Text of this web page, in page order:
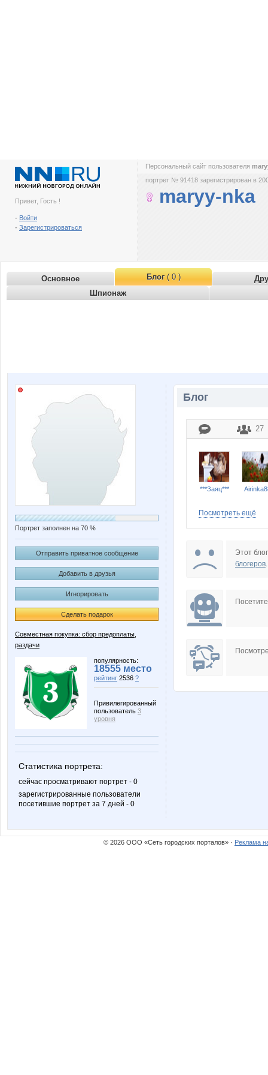
Привет, Гость !
- Войти
- Зарегистрироваться
Персональный сайт пользователя
портрет № 91418 зарегистрирован в
maryy-nka
Основное Блог( 0 )
Шпионаж
Портрет заполнен на 70 %
Отправить приватное сообщение
Добавить в друзья
Игнорировать
Сделать подарок
Совместная покупка: сбор предоплаты,
раздачи
популярность:
18555 место
рейтинг 2536 ?
Привилегированный
пользователь 3
уровня
Статистика портрета:
сейчас просматривают портрет - 0
зарегистрированные пользователи
посетившие портрет за 7 дней - 0
Блог
27
***Заяц***
Olushka)
basik95
Посмотреть ещё
Этот
блогеров.
© 2026 ООО «Сеть городских порталов» · Реклама